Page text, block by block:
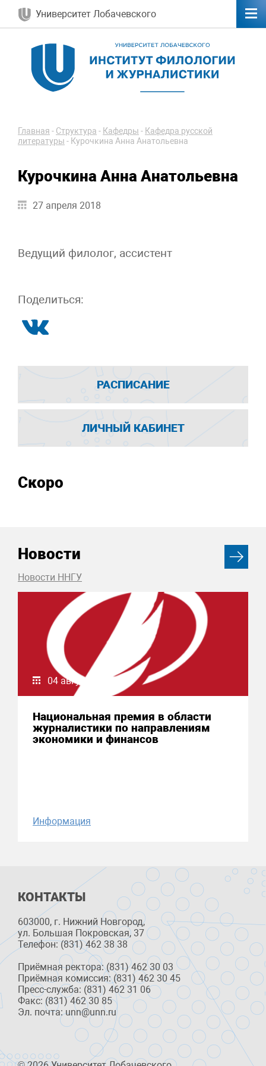
Университет Лобачевского
Главная - Структура - Кафедры - Кафедра русской
литературы - Курочкина Анна Анатольевна
Курочкина Анна Анатольевна
27 апреля 2018
Ведущий филолог, ассистент
Поделиться:
РАСПИСАНИЕ
ЛИЧНЫЙ КАБИНЕТ
Скоро
Новости
Новости ННГУ
04 августа 2026
Национальная премия в области
журналистики по направлениям
экономики и финансов
Информация
КОНТАКТЫ
603000, г. Нижний Новгород,
ул. Большая Покровская, 37
Телефон: (831) 462 38 38
Приёмная ректора: (831) 462 30 03
Приёмная комиссия: (831) 462 30 45
Пресс-служба: (831) 462 31 06
Факс: (831) 462 30 85
Эл. почта: unn@unn.ru